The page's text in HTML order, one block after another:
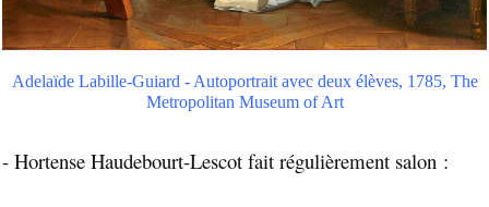
Adelaïde Labille-Guiard - Autoportrait avec deux élèves, 1785, The
Metropolitan Museum of Art
- Hortense Haudebourt-Lescot fait régulièrement salon :